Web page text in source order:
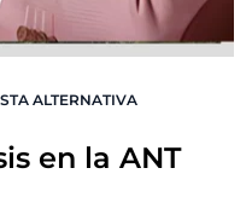
ALTERNATIVA
en la ANT